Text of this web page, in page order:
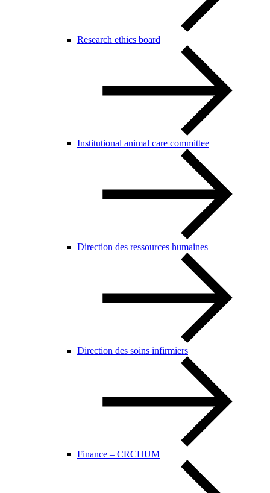
Research ethics board
Institutional animal care committee
Direction des ressources humaines
Direction des soins infirmiers
Finance – CRCHUM